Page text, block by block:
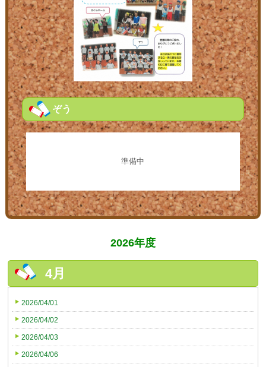
ぞう
準備中
2026年度
4月
2026/04/01
2026/04/02
2026/04/03
2026/04/06